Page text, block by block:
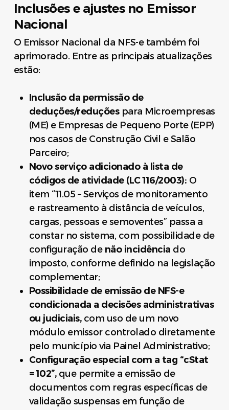
Inclusões e ajustes no Emissor
Nacional
O Emissor Nacional da NFS-e também foi
aprimorado. Entre as principais atualizações
estão:
Inclusão da permissão de
deduções/reduçõespara Microempresas
(ME) e Empresas de Pequeno Porte (EPP)
nos casos de Construção Civil e Salão
Parceiro;
Novo serviço adicionado à lista de
códigos de atividade (LC 116/2003): O
item “11.05 – Serviços de monitoramento
e rastreamento à distância de veículos,
cargas, pessoas e semoventes” passa a
constar no sistema, com possibilidade de
configuração de não incidência do
imposto, conforme definido na legislação
complementar;
Possibilidade de emissão de NFS-e
condicionada a decisões administrativas
ou judiciais,com uso de um novo
módulo emissor controlado diretamente
pelo município via Painel Administrativo;
Configuração especial com a tag “cStat
= 102”,que permite a emissão de
documentos com regras específicas de
validação suspensas em função de